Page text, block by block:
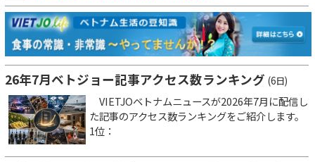
26年7月ベトジョー記事アクセス数ランキング (6日)
VIETJOベトナムニュースが2026年7月に配信し
た記事のアクセス数ランキングをご紹介します。
1位：